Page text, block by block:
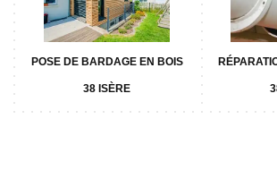
POSE DE BARDAGE EN BOIS
38 ISÈRE